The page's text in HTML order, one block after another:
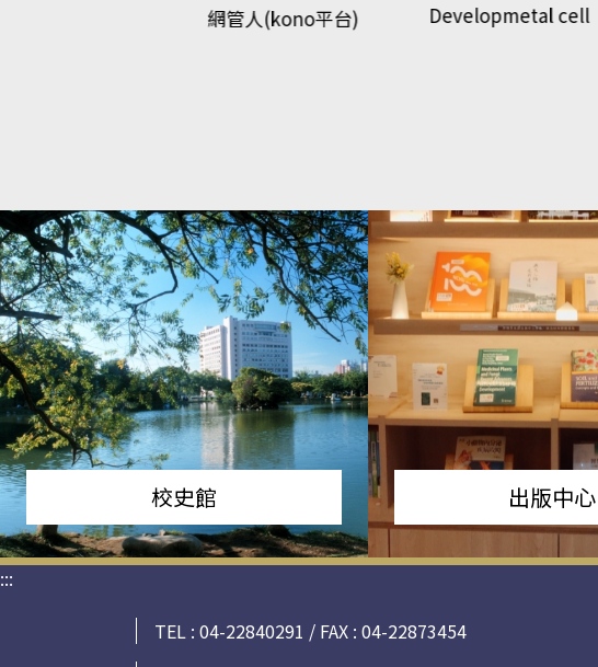
網管人(kono平台) Developmetal cell
校史館 出版中心
:::
TEL : 04-22840291 / FAX : 04-22873454